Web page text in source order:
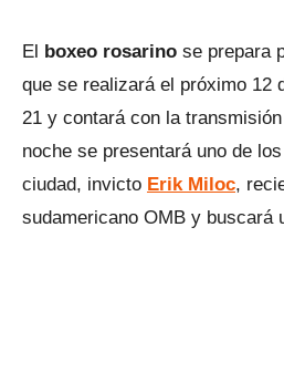
El boxeo rosarino se prepara
que se realizará el próximo 12
21 y contará con la
noche se presentará uno de
ciudad, invicto Erik Miloc,
sudamericano OMB y buscará